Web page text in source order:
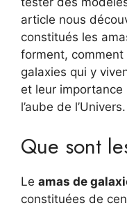
article nous
constitués les
forment, comment
galaxies qui y
et leur importance
l’aube de l’Univers.
Que sont
Le amas de
constituées de